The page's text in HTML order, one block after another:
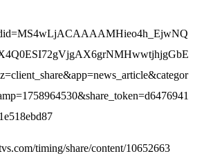
timing/share/content/10652663